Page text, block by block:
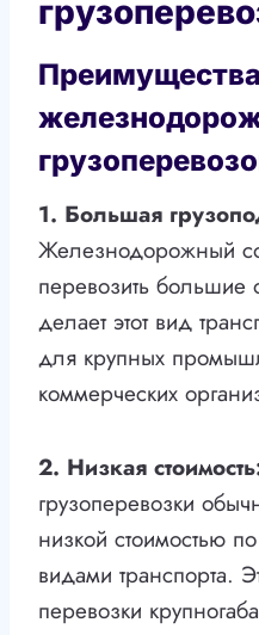
Преимущества
1. Большая
Железнодорожный
перевозить большие
делает этот вид
для крупных
коммерческих
2. Низкая
грузоперевозки
низкой стоимостью
видами транспорта.
перевозки